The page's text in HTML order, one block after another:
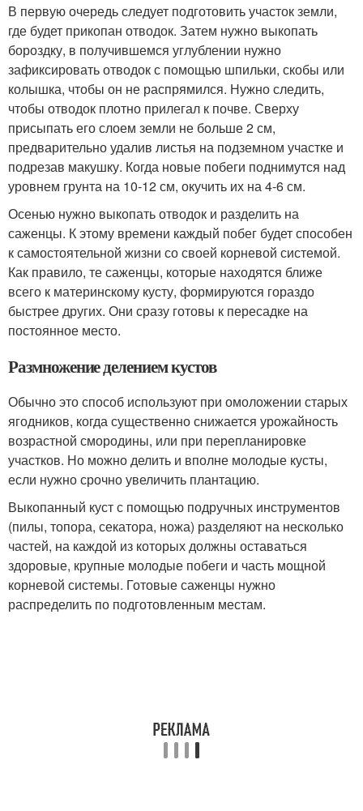
В первую очередь следует подготовить участок земли,
где будет прикопан отводок. Затем нужно выкопать
бороздку, в получившемся углублении нужно
зафиксировать отводок с помощью шпильки, скобы или
колышка, чтобы он не распрямился. Нужно следить,
чтобы отводок плотно прилегал к почве. Сверху
присыпать его слоем земли не больше 2 см,
предварительно удалив листья на подземном участке и
подрезав макушку. Когда новые побеги поднимутся над
уровнем грунта на 10-12 см, окучить их на 4-6 см.
Осенью нужно выкопать отводок и разделить на
саженцы. К этому времени каждый побег будет способен
к самостоятельной жизни со своей корневой системой.
Как правило, те саженцы, которые находятся ближе
всего к материнскому кусту, формируются гораздо
быстрее других. Они сразу готовы к пересадке на
постоянное место.
Размножение делением кустов
Обычно это способ используют при омоложении старых
ягодников, когда существенно снижается урожайность
возрастной смородины, или при перепланировке
участков. Но можно делить и вполне молодые кусты,
если нужно срочно увеличить плантацию.
Выкопанный куст с помощью подручных инструментов
(пилы, топора, секатора, ножа) разделяют на несколько
частей, на каждой из которых должны оставаться
здоровые, крупные молодые побеги и часть мощной
корневой системы. Готовые саженцы нужно
распределить по подготовленным местам.